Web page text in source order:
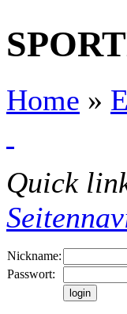
Home »
Quick
Nickname:
Passwort: